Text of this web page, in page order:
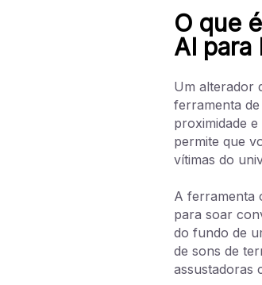
O que
AI para
Um alterador
ferramenta
proximidade
permite que
vítimas do
A ferramenta
para soar
do fundo de
de sons de
assustadoras